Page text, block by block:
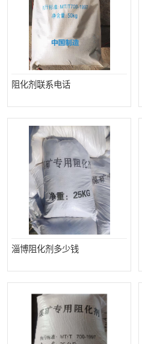
阻化剂联系电话
淄博阻化剂多少钱